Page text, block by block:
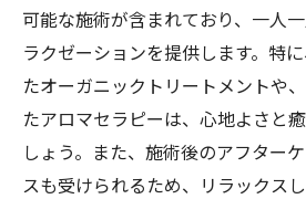
可能な施術が含まれており、一人
ラクゼーションを提供します。特
たオーガニックトリートメントや
たアロマセラピーは、心地よさと
しょう。また、施術後のアフター
スも受けられるため、リラックス